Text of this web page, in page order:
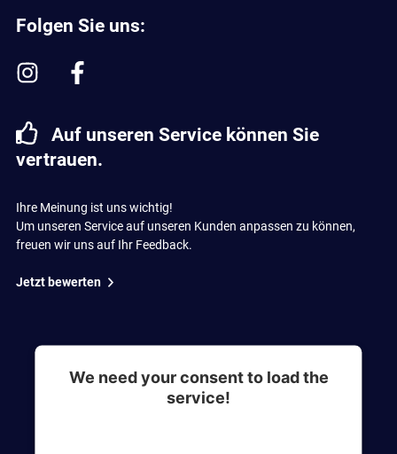
Folgen Sie uns:
Auf unseren Service können Sie
vertrauen.
Ihre Meinung ist uns wichtig!
Um unseren Service auf unseren Kunden anpassen zu können,
freuen wir uns auf Ihr Feedback.
Jetzt bewerten
We need your consent to load the
service!